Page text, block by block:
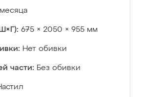
675 × 2050 × 955 мм
Нет обивки
части: Без обивки